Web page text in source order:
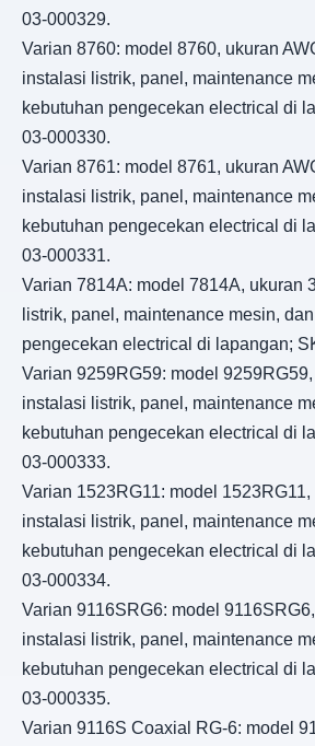
03-000329.
Varian 8760: model 8760, ukuran
instalasi listrik, panel, maintenance
kebutuhan pengecekan electrical di
03-000330.
Varian 8761: model 8761, ukuran
instalasi listrik, panel, maintenance
kebutuhan pengecekan electrical di
03-000331.
Varian 7814A: model 7814A, ukuran
listrik, panel, maintenance mesin,
pengecekan electrical di lapangan;
Varian 9259RG59: model
instalasi listrik, panel, maintenance
kebutuhan pengecekan electrical di
03-000333.
Varian 1523RG11: model
instalasi listrik, panel, maintenance
kebutuhan pengecekan electrical di
03-000334.
Varian 9116SRG6: model
instalasi listrik, panel, maintenance
kebutuhan pengecekan electrical di
03-000335.
Varian 9116S Coaxial RG-6: model